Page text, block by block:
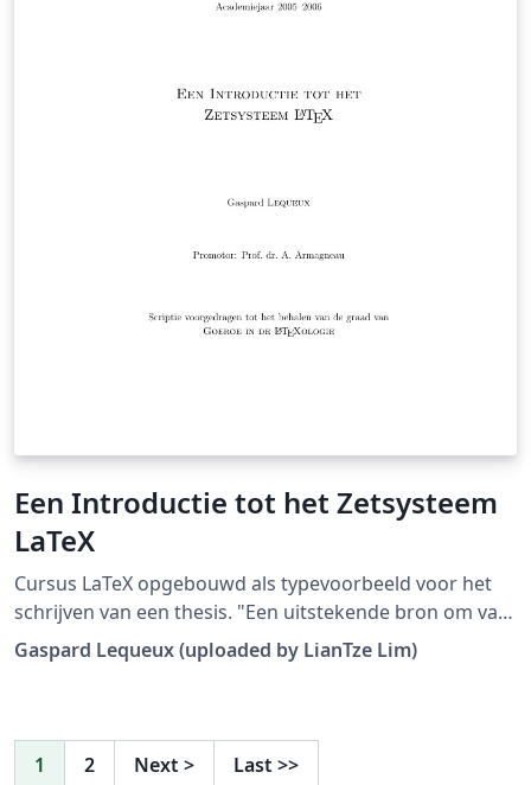
Een Introductie tot het Zetsysteem
LaTeX
Cursus LaTeX opgebouwd als typevoorbeeld voor het
schrijven van een thesis. "Een uitstekende bron om van
te vertrekken, is de cursus van Gaspard. Deze werd
opgevat als een thesis, waardoor er uitermate weinig
en logo's)
Gaspard Lequeux (uploaded by LianTze Lim)
1 2 Next > Last >>